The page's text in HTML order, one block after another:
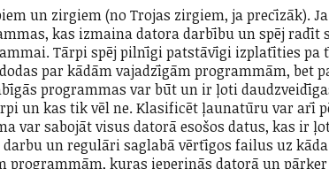
un zirgiem (no Trojas zirgiem, ja precīzāk).
kas izmaina datora darbību un spēj radīt
Tārpi spēj pilnīgi patstāvīgi izplatīties pa
par kādām vajadzīgām programmām, bet
programmas var būt un ir ļoti
un kas tik vēl ne. Klasificēt ļaunatūru var arī
var sabojāt visus datorā esošos datus, kas ir
un regulāri saglabā vērtīgos failus uz
programmām, kuras ieperinās datorā un